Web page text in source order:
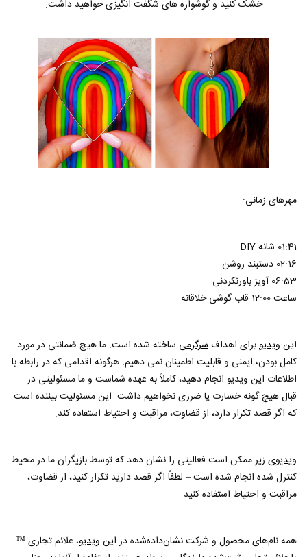
خشک کنید و گوشواره های شگفت انگیزی خواهید داشت.
مهرهای زمانی:
01:41 شانه DIY
02:16 دستبند روشن
06:53 آویز باورنکردنی
ساعت 12:00 قاب گوشی خلاقانه
این ویدیوبرای اهدافسرگرمی ساخته شده است. ما هیچ ضمانتی در مورد
کامل بودن، ایمنی و قابلیت اطمینان نمی دهیم. هرگونه اقدامی که در رابطه با
اطلاعات این ویدیو انجام دهید، کاملاً به عهده شماست و ما مسئولیتی در
قبال هیچ گونه خسارت یا ضرری نخواهیم داشت. این مسئولیت بیننده است
که اگر قصد تکرار دارد، از قضاوت، مراقبت و احتیاط استفاده کند.
ویدیوی زیر ممکن است فعالیتی را نشان دهد که توسط بازیگران ما در محیط
کنترل شده انجام شده است – لطفاً اگر قصد دارید تکرار کنید، از قضاوت،
مراقبت و احتیاط استفاده کنید.
همه نام‌های محصول و شرکت نشان‌داده‌شده در این ویدیو، علائم تجاری ™